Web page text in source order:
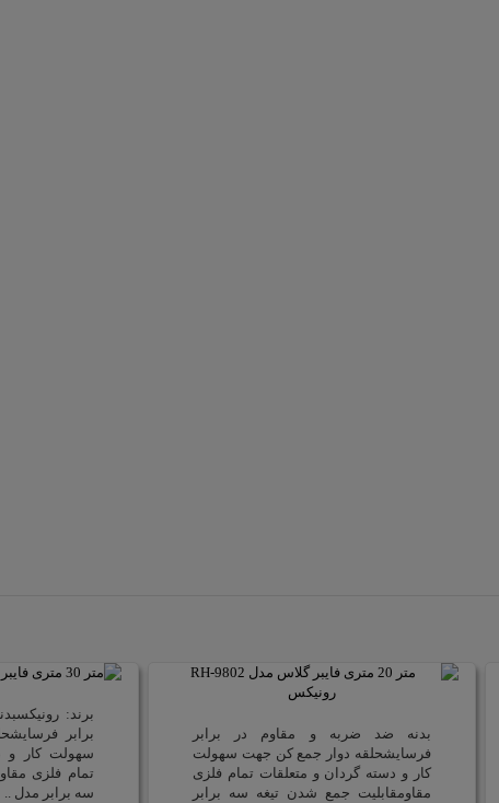
بدنه ضد ضربه و مقاوم در برابر
فرسایشحلقه دوار جمع کن جهت سهولت
کار و دسته گردان و متعلقات تمام فلزی
مقاومقابلیت جمع شدن تیغه سه برابر
برند:
برابر
سهولت کار و
تمام فلزی
سه برابر مدل ..